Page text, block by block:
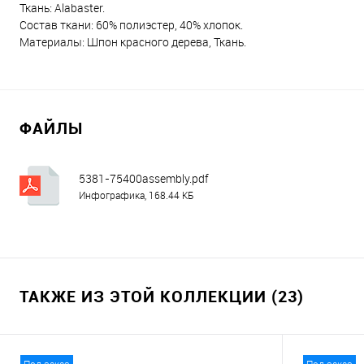
Ткань: Alabaster.
Состав ткани: 60% полиэстер, 40% хлопок.
Материалы: Шпон красного дерева, Ткань.
ФАЙЛЫ
5381-75400assembly.pdf
Инфографика, 168.44 КБ
ТАКЖЕ ИЗ ЭТОЙ КОЛЛЕКЦИИ (23)